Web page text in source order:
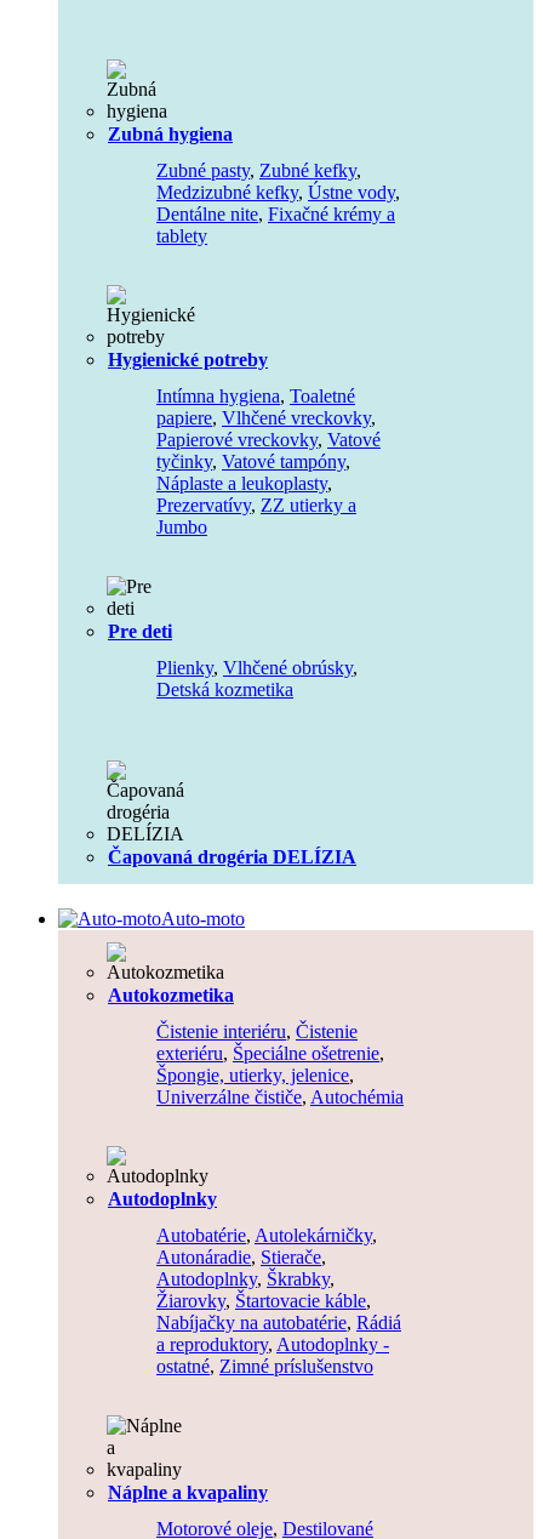
Zubná hygiena
Zubné pasty, Zubné kefky,
Medzizubné kefky, Ústne vody,
Dentálne nite, Fixačné krémy a
tablety
Hygienické potreby
Intímna hygiena, Toaletné
papiere, Vlhčené vreckovky,
Papierové vreckovky, Vatové
tyčinky, Vatové tampóny,
Náplaste a leukoplasty,
Prezervatívy, ZZ utierky a
Jumbo
Pre deti
Plienky, Vlhčené obrúsky,
Detská kozmetika
Čapovaná drogéria DELÍZIA
Auto-moto
Autokozmetika
Čistenie interiéru, Čistenie
exteriéru, Špeciálne ošetrenie,
Špongie, utierky, jelenice,
Univerzálne čističe, Autochémia
Autodoplnky
Autobatérie, Autolekárničky,
Autonáradie, Stierače,
Autodoplnky, Škrabky,
Žiarovky, Štartovacie káble,
Nabíjačky na autobatérie, Rádiá
a reproduktory, Autodoplnky -
ostatné, Zimné príslušenstvo
Náplne a kvapaliny
Motorové oleje, Destilované